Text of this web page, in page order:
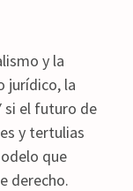
y la
jurídico, la
si el futuro de
y tertulias
que
derecho.